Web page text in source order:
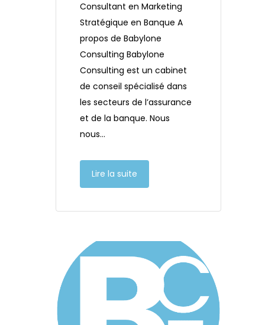
Consultant en Marketing
Stratégique en Banque A
propos de Babylone
Consulting Babylone
Consulting est un cabinet
de conseil spécialisé dans
les secteurs de l’assurance
et de la banque. Nous
nous…
Lire la suite